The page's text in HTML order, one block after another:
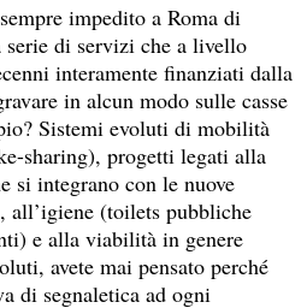
impedito a Roma di
di servizi che a livello
interamente finanziati dalla
in alcun modo sulle casse
Sistemi evoluti di mobilità
sharing), progetti legati alla
si integrano con le nuove
all’igiene (toilets pubbliche
e alla viabilità in genere
avete mai pensato perché
di segnaletica ad ogni